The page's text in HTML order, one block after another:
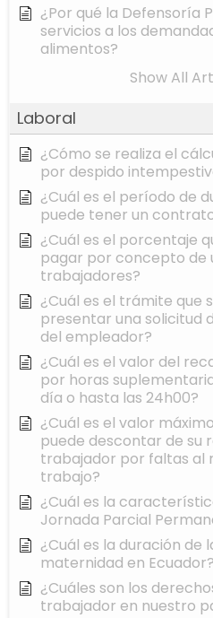
¿Por qué la Defensoría
servicios a los
alimentos?
Show All
Laboral
¿Cómo se realiza el
por despido
¿Cuál es el período de
puede tener un
¿Cuál es el porcentaje
pagar por concepto de
trabajadores?
¿Cuál es el trámite que
presentar una solicitud
del empleador?
¿Cuál es el valor del
por horas
día o hasta las 24h00?
¿Cuál es el valor
puede descontar de su
trabajador por faltas al
trabajo?
¿Cuál es la
Jornada Parcial
¿Cuál es la duración de
maternidad en Ecuador?
¿Cuáles son los
trabajador en nuestro